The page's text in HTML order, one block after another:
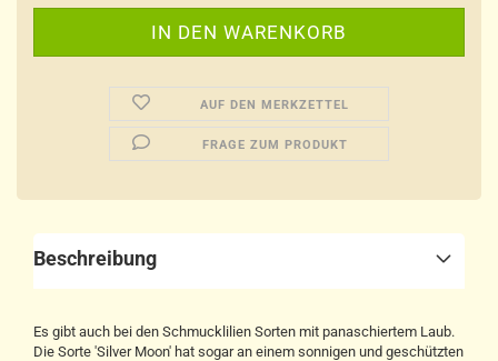
AUF DEN MERKZETTEL
FRAGE ZUM PRODUKT
Beschreibung
Es gibt auch bei den Schmucklilien Sorten mit panaschiertem Laub.
Die Sorte 'Silver Moon' hat sogar an einem sonnigen und geschützten